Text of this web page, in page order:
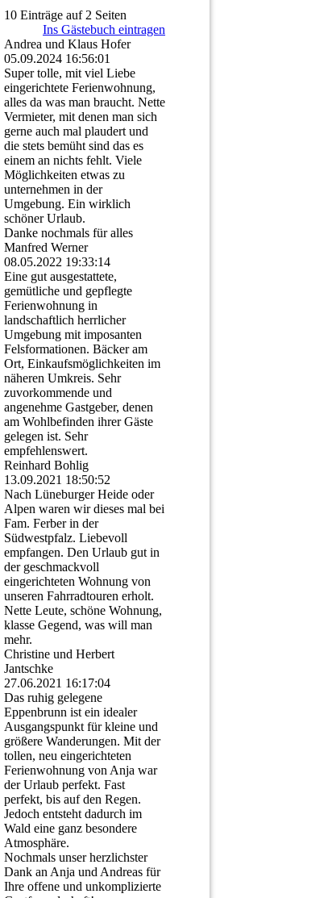
10 Einträge auf 2 Seiten
Ins Gästebuch eintragen
Andrea und Klaus Hofer
05.09.2024 16:56:01
Super tolle, mit viel Liebe
eingerichtete Ferienwohnung,
alles da was man braucht. Nette
Vermieter, mit denen man sich
gerne auch mal plaudert und
die stets bemüht sind das es
einem an nichts fehlt. Viele
Möglichkeiten etwas zu
unternehmen in der
Umgebung. Ein wirklich
schöner Urlaub.
Danke nochmals für alles
Manfred Werner
08.05.2022 19:33:14
Eine gut ausgestattete,
gemütliche und gepflegte
Ferienwohnung in
landschaftlich herrlicher
Umgebung mit imposanten
Felsformationen. Bäcker am
Ort, Einkaufsmöglichkeiten im
näheren Umkreis. Sehr
zuvorkommende und
angenehme Gastgeber, denen
am Wohlbefinden ihrer Gäste
gelegen ist. Sehr
empfehlenswert.
Reinhard Bohlig
13.09.2021 18:50:52
Nach Lüneburger Heide oder
Alpen waren wir dieses mal bei
Fam. Ferber in der
Südwestpfalz. Liebevoll
empfangen. Den Urlaub gut in
der geschmackvoll
eingerichteten Wohnung von
unseren Fahrradtouren erholt.
Nette Leute, schöne Wohnung,
klasse Gegend, was will man
mehr.
Christine und Herbert
Jantschke
27.06.2021 16:17:04
Das ruhig gelegene
Eppenbrunn ist ein idealer
Ausgangspunkt für kleine und
größere Wanderungen. Mit der
tollen, neu eingerichteten
Ferienwohnung von Anja war
der Urlaub perfekt. Fast
perfekt, bis auf den Regen.
Jedoch entsteht dadurch im
Wald eine ganz besondere
Atmosphäre.
Nochmals unser herzlichster
Dank an Anja und Andreas für
Ihre offene und unkomplizierte